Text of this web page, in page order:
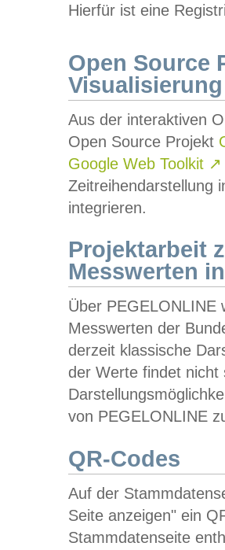
Hierfür ist eine
Open Source
Visualisierung
Aus der interaktiven
Open Source Projekt
Google Web Toolkit ↗
Zeitreihendarstellung
integrieren.
Projektarbeit
Messwerten
Über PEGELONLINE
Messwerten der
derzeit klassische
der Werte findet
von PEGELONLINE
QR-Codes
Auf der
Seite anzeigen" ein
Stammdatenseite